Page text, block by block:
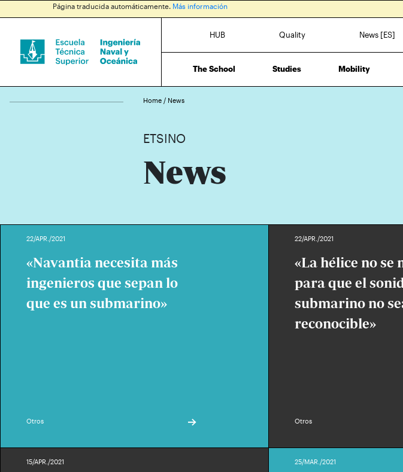
Página traducida automáticamente. Más información
HUB Quality News [ES]
The School Studies Mobility
Home / News
ETSINO
News
22/APR./2021
«Navantia necesita más
ingenieros que sepan lo
que es un submarino»
Otros
22/APR./2021
«La hélice no se
para que el
submarino no
reconocible»
Otros
15/APR./2021 25/MAR./2021